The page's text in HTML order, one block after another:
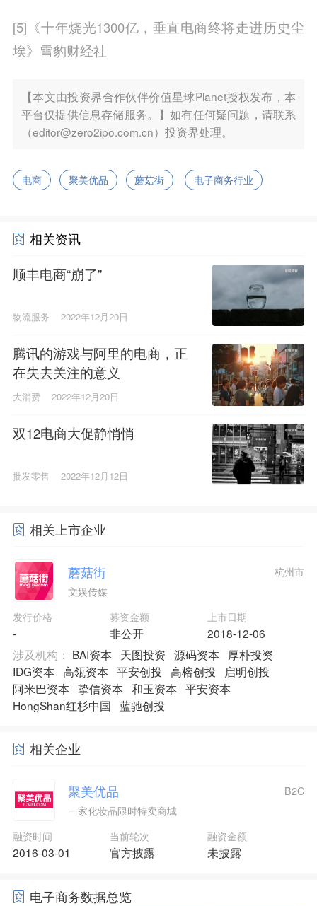
[5]《十年烧光1300亿，垂直电商终将走进历史尘
埃》雪豹财经社
【本文由投资界合作伙伴价值星球Planet授权发布，本
平台仅提供信息存储服务。】如有任何疑问题，请联系
（editor@zero2ipo.com.cn）投资界处理。
电商 聚美优品 蘑菇街 电子商务行业
相关资讯
顺丰电商“崩了”
物流服务 2022年12月20日
腾讯的游戏与阿里的电商，正
在失去关注的意义
大消费 2022年12月20日
双12电商大促静悄悄
批发零售 2022年12月12日
相关上市企业
蘑菇街
文娱传媒
杭州市
发行价格
-
募资金额
非公开
上市日期
2018-12-06
涉及机构： BAI资本 天图投资 源码资本
厚朴投资
IDG资本 高瓴资本 平安创投 高榕创投
启明创投
阿米巴资本 挚信资本 和玉资本 平安资本
HongShan红杉中国 蓝驰创投
相关企业
聚美优品
一家化妆品限时特卖商城
B2C
融资时间
2016-03-01
当前轮次
官方披露
融资金额
未披露
电子商务数据总览